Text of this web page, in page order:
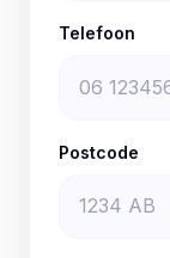
Telefoon
Postcode